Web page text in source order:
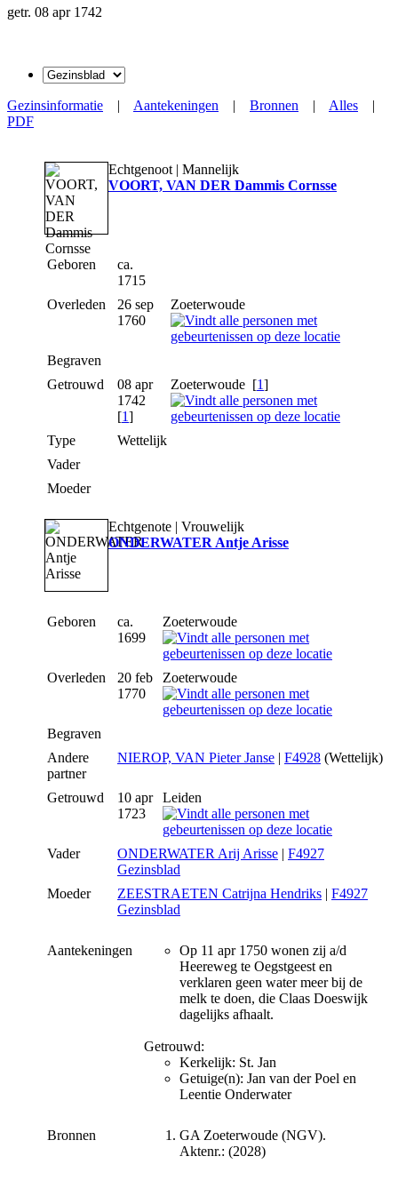
getr. 08 apr 1742
Gezinsinformatie | Aantekeningen | Bronnen | Alles |
PDF
Echtgenoot | Mannelijk
VOORT, VAN DER Dammis Cornsse
Geboren
ca.
1715
Overleden
26 sep
1760
Zoeterwoude
Begraven
Getrouwd
08 apr
1742
[1]
Zoeterwoude [1]
Type
Wettelijk
Vader
Moeder
Echtgenote | Vrouwelijk
ONDERWATER Antje Arisse
Geboren
ca.
1699
Zoeterwoude
Overleden
20 feb
1770
Zoeterwoude
Begraven
Andere
partner
NIEROP, VAN Pieter Janse | F4928 (Wettelijk)
Getrouwd
10 apr
1723
Leiden
Vader ONDERWATER Arij Arisse | F4927
Gezinsblad
Moeder
ZEESTRAETEN Catrijna Hendriks | F4927
Gezinsblad
Aantekeningen
Op 11 apr 1750 wonen zij a/d
Heereweg te Oegstgeest en
verklaren geen water meer bij de
melk te doen, die Claas Doeswijk
dagelijks afhaalt.
Getrouwd:
Kerkelijk: St. Jan
Getuige(n): Jan van der Poel en
Leentie Onderwater
Bronnen
GA Zoeterwoude (NGV).
Aktenr.: (2028)